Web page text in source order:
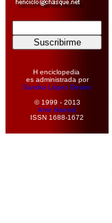
H enciclopedia
es administrada por
Sandra López Desivo
© 1999 - 2013
Amir Hamed
ISSN 1688-1672